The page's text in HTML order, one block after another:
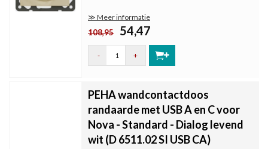
≫ Meer informatie
108,95 54,47
- +
PEHA wandcontactdoos
randaarde met USB A en C voor
Nova - Standard - Dialog levend
wit (D 6511.02 SI USB CA)